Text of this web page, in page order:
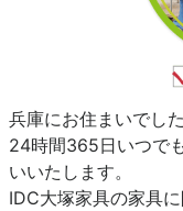
兵庫にお住まいでし
24時間365日いつで
いいたします。
IDC大塚家具の家具